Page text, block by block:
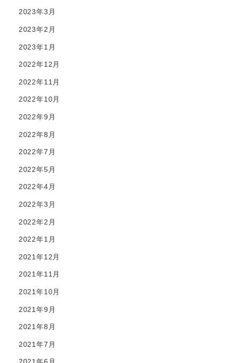
2023年3月
2023年2月
2023年1月
2022年12月
2022年11月
2022年10月
2022年9月
2022年8月
2022年7月
2022年5月
2022年4月
2022年3月
2022年2月
2022年1月
2021年12月
2021年11月
2021年10月
2021年9月
2021年8月
2021年7月